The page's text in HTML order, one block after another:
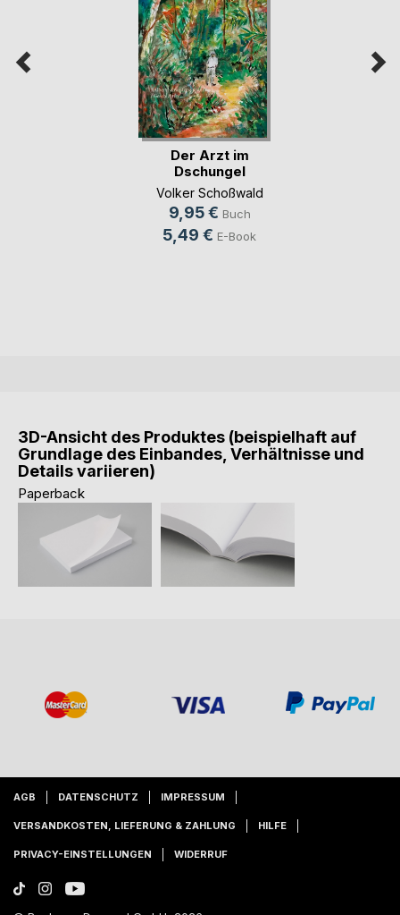
Der Arzt im
Dschungel
Volker Schoßwald
9,95 € Buch
5,49 € E-Book
3D-Ansicht des Produktes (beispielhaft auf
Grundlage des Einbandes, Verhältnisse und
Details variieren)
Paperback
AGB DATENSCHUTZ IMPRESSUM
VERSANDKOSTEN, LIEFERUNG & ZAHLUNG HILFE
PRIVACY-EINSTELLUNGEN WIDERRUF